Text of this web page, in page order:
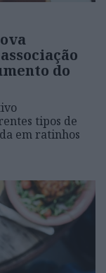
do
tipos de
em ratinhos